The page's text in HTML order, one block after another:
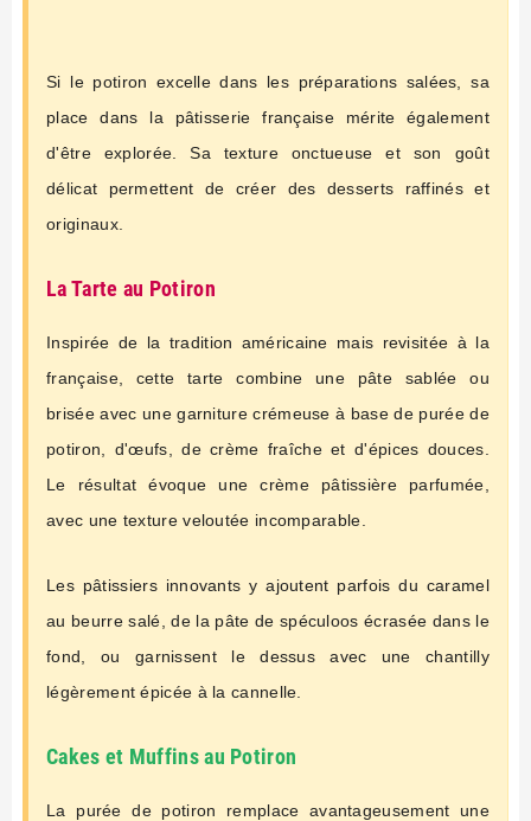
Si le potiron excelle dans les préparations salées, sa
place dans la pâtisserie française mérite également
d'être explorée. Sa texture onctueuse et son goût
délicat permettent de créer des desserts raffinés et
originaux.
La Tarte au Potiron
Inspirée de la tradition américaine mais revisitée à la
française, cette tarte combine une pâte sablée ou
brisée avec une garniture crémeuse à base de purée de
potiron, d'œufs, de crème fraîche et d'épices douces.
Le résultat évoque une crème pâtissière parfumée,
avec une texture veloutée incomparable.
Les pâtissiers innovants y ajoutent parfois du caramel
au beurre salé, de la pâte de spéculoos écrasée dans le
fond, ou garnissent le dessus avec une chantilly
légèrement épicée à la cannelle.
Cakes et Muffins au Potiron
La purée de potiron remplace avantageusement une